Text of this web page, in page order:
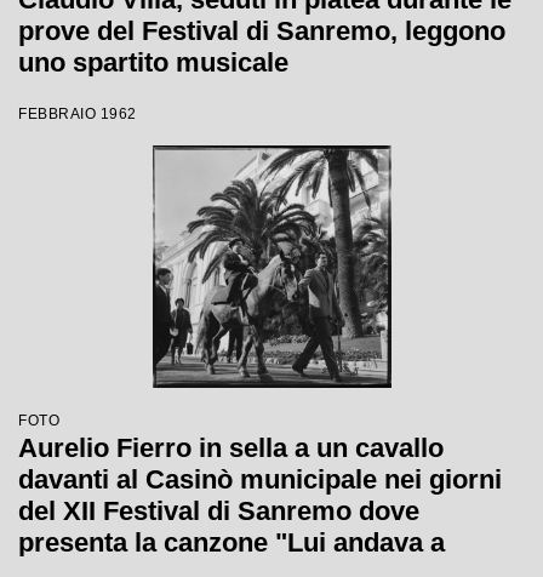
prove del Festival di Sanremo, leggono
uno spartito musicale
FEBBRAIO 1962
FOTO
Aurelio Fierro in sella a un cavallo
davanti al Casinò municipale nei giorni
del XII Festival di Sanremo dove
presenta la canzone "Lui andava a